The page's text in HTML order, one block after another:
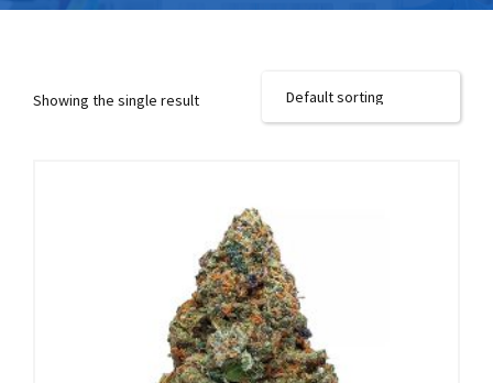
Showing the single result